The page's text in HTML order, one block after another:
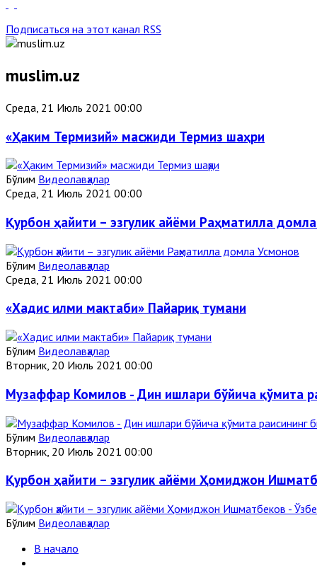
Подписаться на этот канал RSS
muslim.uz
Среда, 21 Июль 2021 00:00
«Ҳаким Термизий» масжиди Термиз шаҳри
Бўлим Видеолавҳалар
Среда, 21 Июль 2021 00:00
Қурбон ҳайити – эзгулик айёми Раҳматилла
Бўлим Видеолавҳалар
Среда, 21 Июль 2021 00:00
«Хадис илми мактаби» Пайариқ тумани
Бўлим Видеолавҳалар
Вторник, 20 Июль 2021 00:00
Музаффар Комилов - Дин ишлари бўйича қўмита
Бўлим Видеолавҳалар
Вторник, 20 Июль 2021 00:00
Қурбон ҳайити – эзгулик айёми Ҳомиджон
Бўлим Видеолавҳалар
В начало